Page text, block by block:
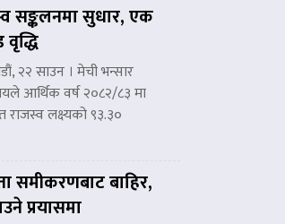
सङ्कलनमा सुधार, एक
२२ साउन । मेची भन्सार
आर्थिक वर्ष २०८२/८३ मा
राजस्व लक्ष्यको ९३.३०
समीकरणबाट बाहिर,
प्रयासमा